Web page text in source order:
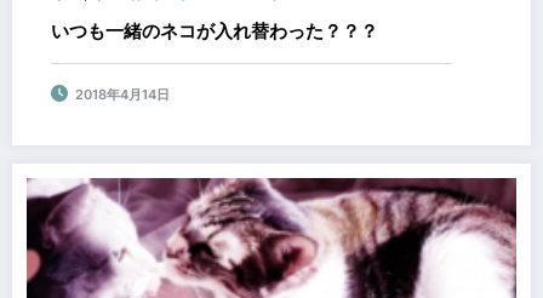
いつも一緒のネコが入れ替わった？？？
2018年4月14日